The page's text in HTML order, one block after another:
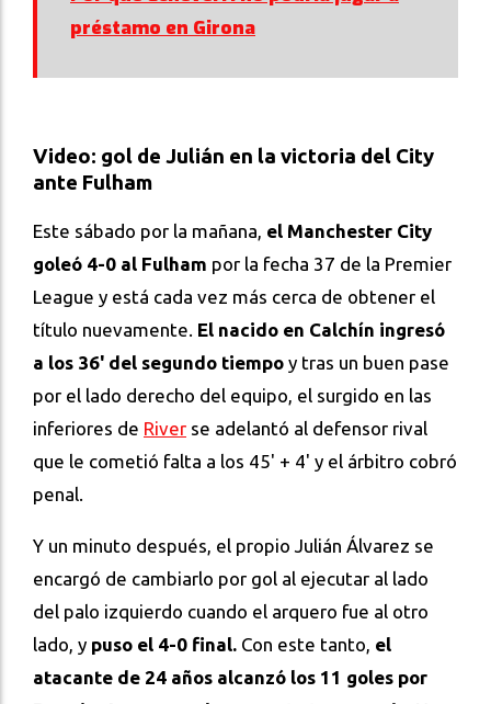
préstamo en Girona
Video: gol de Julián en la victoria del City
ante Fulham
Este sábado por la mañana, el Manchester City
goleó 4-0 al Fulham por la fecha 37 de la Premier
League y está cada vez más cerca de obtener el
título nuevamente. El nacido en Calchín ingresó
a los 36' del segundo tiempo y tras un buen pase
por el lado derecho del equipo, el surgido en las
inferiores de River se adelantó al defensor rival
que le cometió falta a los 45' + 4' y el árbitro cobró
penal.
Y un minuto después, el propio Julián Álvarez se
encargó de cambiarlo por gol al ejecutar al lado
del palo izquierdo cuando el arquero fue al otro
lado, y puso el 4-0 final. Con este tanto, el
atacante de 24 años alcanzó los 11 goles por